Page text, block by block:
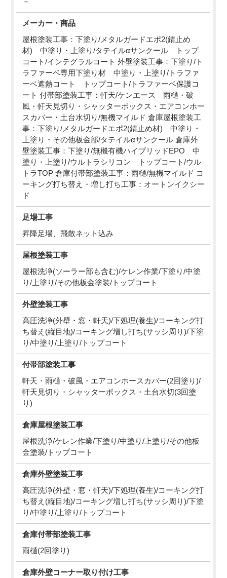
メーカー・商品
屋根塗装工事：下塗り/メタルガードエポ2(錆止め
材) 中塗り・上塗り/タテイルαサンクール トップ
コート/インテグラルコート 外壁塗装工事：下塗り/ト
ラファーベ専用下塗り材 中塗り・上塗り/トラファ
ーベ遮熱コート トップコート/トラファーベ保護コ
ート 付帯部塗装工事：軒天/ケンエース 雨樋・破
風・軒天見切り・シャッターボックス・エアコンホー
スカバー・土台水切り/無機マイルド 倉庫屋根塗装工
事：下塗り/メタルガードエポ2(錆止め材) 中塗り・
上塗り・その他板金部/タテイルαサンクール 倉庫外
壁塗装工事：下塗り/無機有機ハイブリッドEPO 中
塗り・上塗り/ウルトラシリコン トップコート/ウル
トラTOP 倉庫付帯部塗装工事：雨樋/無機マイルド コ
ーキング打ち替え・増し打ち工事：オートンイクシー
ド
足場工事
昇降足場、飛散ネット込み
屋根塗装工事
屋根洗浄(ソーラー部も含む)/ケレン作業/下塗り/中塗
り/上塗り/その他板金塗装/トップコート
外壁塗装工事
高圧洗浄(外壁・窓・軒天)/下処理(養生)/コーキング打
ち替え(縦目地)/コーキング増し打ち(サッシ周り)/下塗
り/中塗り/上塗り/トップコート
付帯部塗装工事
軒天・雨樋・破風・エアコンホースカバー(2回塗り)/
軒天見切り・シャッターボックス・土台水切(3回塗
り)
倉庫屋根塗装工事
屋根洗浄/ケレン作業/下塗り/中塗り/上塗り/その他板
金塗装/トップコート
倉庫外壁塗装工事
高圧洗浄(外壁・窓・軒天)/下処理(養生)/コーキング打
ち替え(縦目地)/コーキング増し打ち(サッシ周り)/下塗
り/中塗り/上塗り/トップコート
倉庫付帯部塗装工事
雨樋(2回塗り)
倉庫外壁コーナー取り付け工事